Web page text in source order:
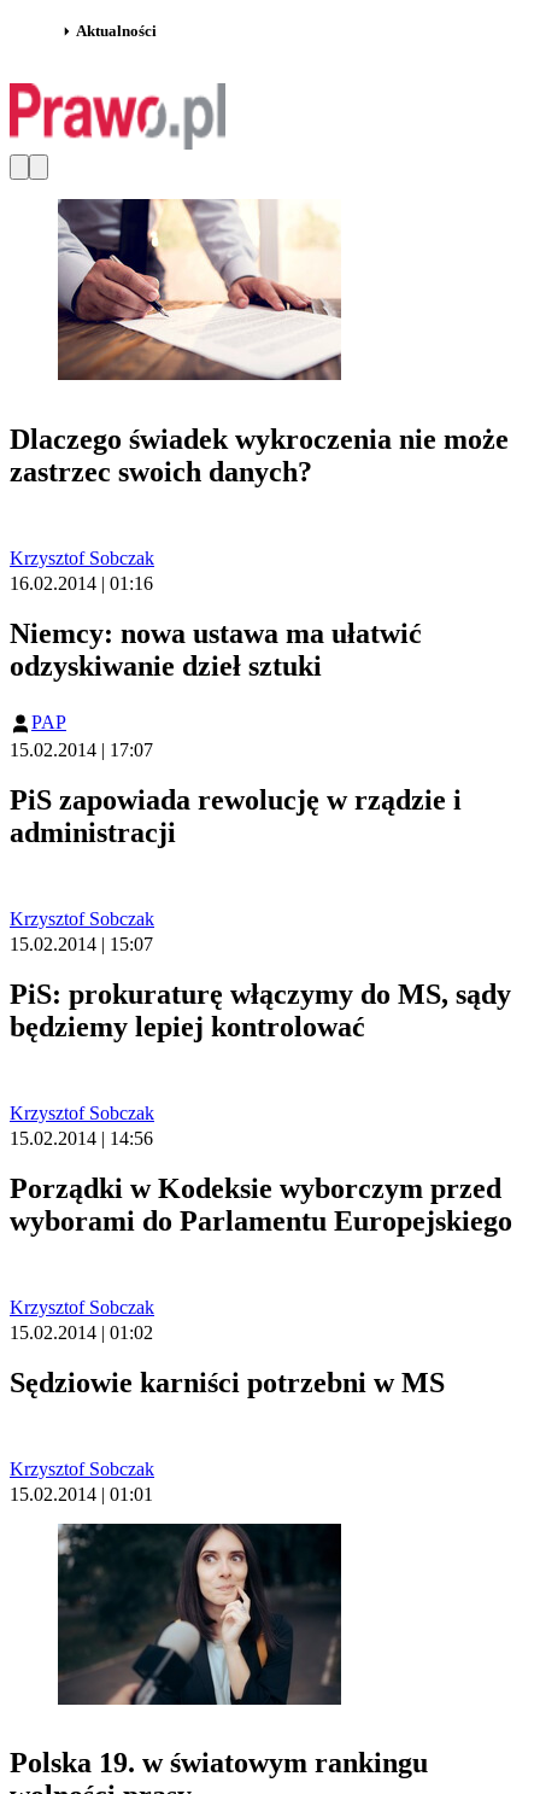
Aktualności
Dlaczego świadek wykroczenia nie może
zastrzec swoich danych?
Krzysztof Sobczak
16.02.2014 | 01:16
Niemcy: nowa ustawa ma ułatwić
odzyskiwanie dzieł sztuki
PAP
15.02.2014 | 17:07
PiS zapowiada rewolucję w rządzie i
administracji
Krzysztof Sobczak
15.02.2014 | 15:07
PiS: prokuraturę włączymy do MS, sądy
będziemy lepiej kontrolować
Krzysztof Sobczak
15.02.2014 | 14:56
Porządki w Kodeksie wyborczym przed
wyborami do Parlamentu Europejskiego
Krzysztof Sobczak
15.02.2014 | 01:02
Sędziowie karniści potrzebni w MS
Krzysztof Sobczak
15.02.2014 | 01:01
Polska 19. w światowym rankingu